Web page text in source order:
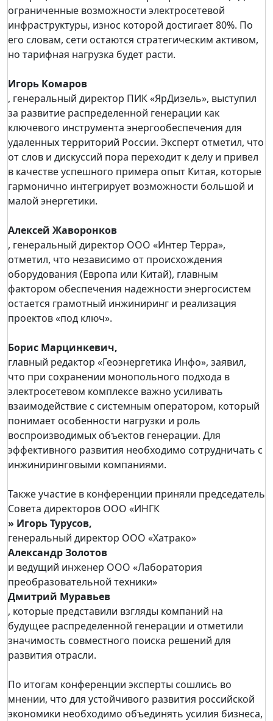
ограниченные возможности электросетевой
инфраструктуры, износ которой достигает 80%. По
его словам, сети остаются стратегическим активом,
но тарифная нагрузка будет расти.
Игорь Комаров
, генеральный директор ПИК «ЯрДизель», выступил
за развитие распределенной генерации как
ключевого инструмента энергообеспечения для
удаленных территорий России. Эксперт отметил, что
от слов и дискуссий пора переходит к делу и привел
в качестве успешного примера опыт Китая, которые
гармонично интегрирует возможности большой и
малой энергетики.
Алексей Жаворонков
, генеральный директор ООО «Интер Терра»,
отметил, что независимо от происхождения
оборудования (Европа или Китай), главным
фактором обеспечения надежности энергосистем
остается грамотный инжиниринг и реализация
проектов «под ключ».
Борис Марцинкевич,
главный редактор «Геоэнергетика Инфо», заявил,
что при сохранении монопольного подхода в
электросетевом комплексе важно усиливать
взаимодействие с системным оператором, который
понимает особенности нагрузки и роль
воспроизводимых объектов генерации. Для
эффективного развития необходимо сотрудничать с
инжиниринговыми компаниями.
Также участие в конференции приняли председатель
Совета директоров ООО «ИНГК
» Игорь Турусов,
генеральный директор ООО «Хатрако»
Александр Золотов
и ведущий инженер ООО «Лаборатория
преобразовательной техники»
Дмитрий Муравьев
, которые представили взгляды компаний на
будущее распределенной генерации и отметили
значимость совместного поиска решений для
развития отрасли.
По итогам конференции эксперты сошлись во
мнении, что для устойчивого развития российской
экономики необходимо объединять усилия бизнеса,